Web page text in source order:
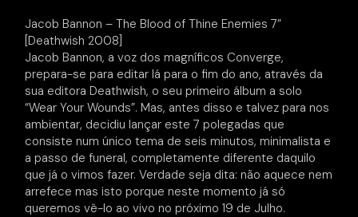
Jacob Bannon – The Blood of Thine Enemies 7”
[Deathwish 2008]
Jacob Bannon, a voz dos magníficos Converge,
prepara-se para editar lá para o fim do ano, através da
sua editora Deathwish, o seu primeiro álbum a solo
“Wear Your Wounds”. Mas, antes disso e talvez para nos
ambientar, decidiu lançar este 7 polegadas que
consiste num único tema de seis minutos, minimalista e
a passo de funeral, completamente diferente daquilo
que já o vimos fazer. Verdade seja dita: não aquece nem
arrefece mas isto porque neste momento já só
queremos vê-lo ao vivo no próximo 19 de Julho.